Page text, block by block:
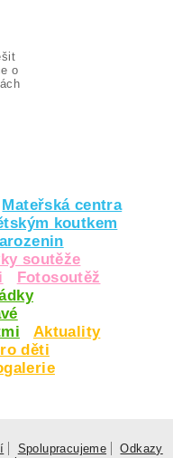
o
Mateřská centra
koutkem
soutěže
Fotosoutěž
Aktuality
děti
Spolupracujeme
Odkazy